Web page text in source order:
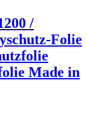
/
Folie
Made in